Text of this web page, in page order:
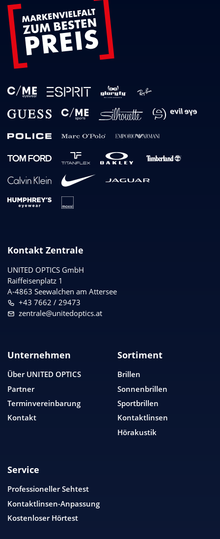
Kontakt Zentrale
UNITED OPTICS GmbH
Raiffeisenplatz 1
A-4863 Seewalchen am Attersee
+43 7662 / 29473
zentrale@unitedoptics.at
Unternehmen
Über UNITED OPTICS
Partner
Terminvereinbarung
Kontakt
Sortiment
Brillen
Sonnenbrillen
Sportbrillen
Kontaktlinsen
Hörakustik
Service
Professioneller Sehtest
Kontaktlinsen-Anpassung
Kostenloser Hörtest